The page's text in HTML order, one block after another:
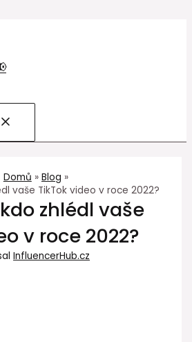
Domů
Blog
vaše TikTok video v roce 2022?
zhlédl vaše
v roce 2022?
InfluencerHub.cz